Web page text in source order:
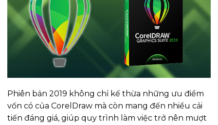
Phiên bản 2019 không chỉ kế thừa những ưu điểm
vốn có của CorelDraw mà còn mang đến nhiều cải
tiến đáng giá, giúp quy trình làm việc trở nên mượt